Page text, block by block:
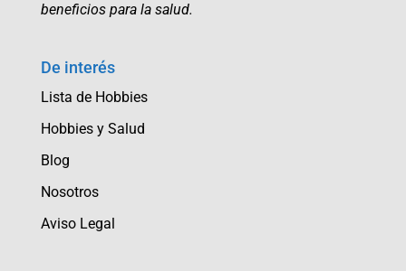
beneficios para la salud.
De interés
Lista de Hobbies
Hobbies y Salud
Blog
Nosotros
Aviso Legal